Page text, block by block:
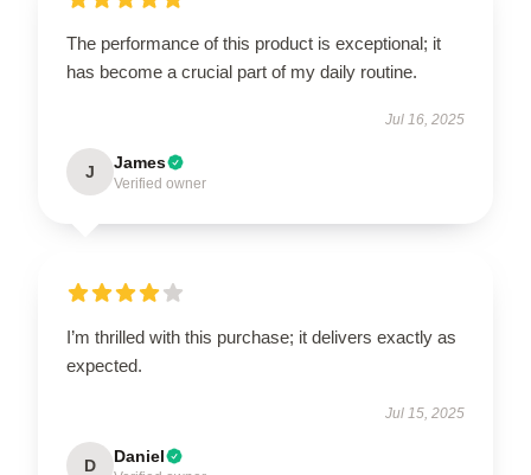
The performance of this product is exceptional; it
has become a crucial part of my daily routine.
Jul 16, 2025
J James
Verified owner
I’m thrilled with this purchase; it delivers exactly as
expected.
Jul 15, 2025
D Daniel